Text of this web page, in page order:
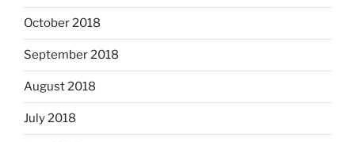
October 2018
September 2018
August 2018
July 2018